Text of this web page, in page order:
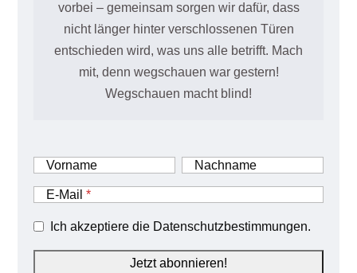
vorbei – gemeinsam sorgen wir dafür, dass
nicht länger hinter verschlossenen Türen
entschieden wird, was uns alle betrifft. Mach
mit, denn wegschauen war gestern!
Wegschauen macht blind!
Vorname Nachname
E-Mail
Ich akzeptiere die Datenschutzbestimmungen.